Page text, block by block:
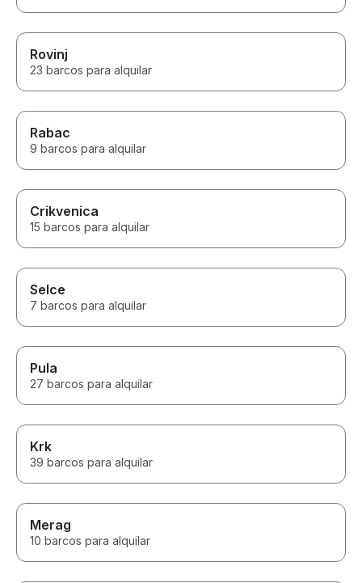
Rovinj
23 barcos para alquilar
Rabac
9 barcos para alquilar
Crikvenica
15 barcos para alquilar
Selce
7 barcos para alquilar
Pula
27 barcos para alquilar
Krk
39 barcos para alquilar
Merag
10 barcos para alquilar